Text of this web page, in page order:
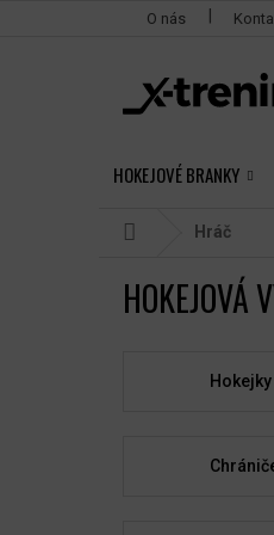
O nás
HOKEJOVÉ BRANKY
Hráč
HOKEJOVÁ
Hokejky